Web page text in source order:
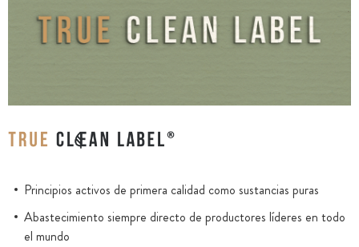
Principios activos de primera calidad como sustancias puras
Abastecimiento siempre directo de productores líderes en todo
el mundo